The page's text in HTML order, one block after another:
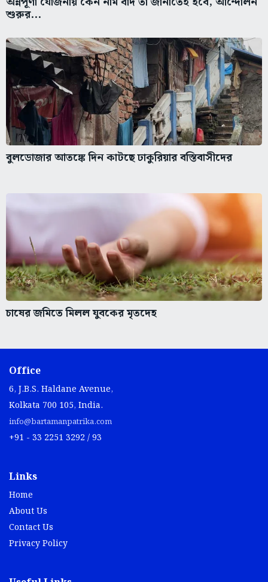
শুরুর...
বুলডোজার আতঙ্কে দিন কাটছে ঢাকুরিয়ার বস্তিবাসীদের
চাষের জমিতে মিলল যুবকের মৃতদেহ
Office
6, J.B.S. Haldane Avenue,
Kolkata 700 105, India.
info@bartamanpatrika.com
+91 - 33 2251 3292 / 93
Links
Home
About Us
Contact Us
Privacy Policy